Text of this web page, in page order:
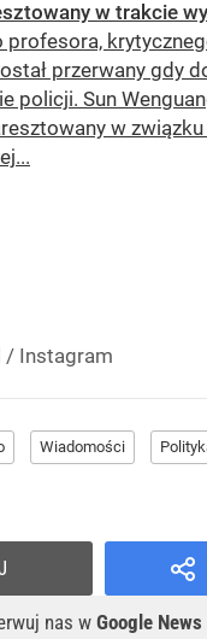
w trakcie
profesora,
przerwany gdy
policji. Sun
w
/ Instagram
Wiadomości
nas w Google News